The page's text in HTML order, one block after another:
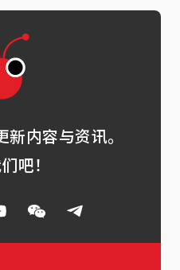
内容与资讯。
吧！